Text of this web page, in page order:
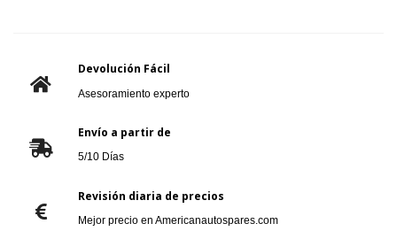
Devolución Fácil
Asesoramiento experto
Envío a partir de
5/10 Días
Revisión diaria de precios
Mejor precio en Americanautospares.com